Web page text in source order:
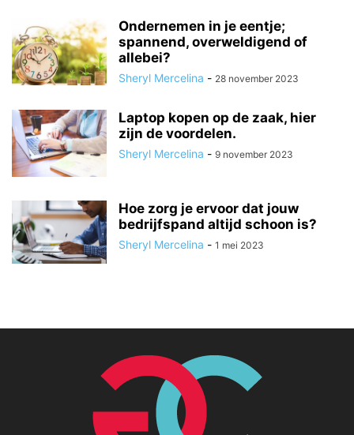
Ondernemen in je eentje;
spannend, overweldigend of
allebei?
Sheryl Mercelina - 28 november 2023
Laptop kopen op de zaak, hier
zijn de voordelen.
Sheryl Mercelina - 9 november 2023
Hoe zorg je ervoor dat jouw
bedrijfspand altijd schoon is?
Sheryl Mercelina - 1 mei 2023